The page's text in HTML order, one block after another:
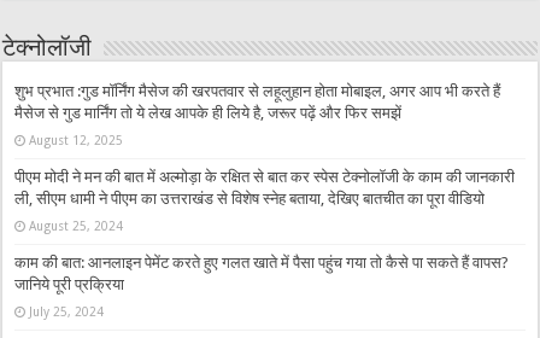
टेक्नोलॉजी
शुभ प्रभात :गुड मॉर्निंग मैसेज की खरपतवार से लहूलुहान होता मोबाइल, अगर आप भी करते हैं
मैसेज से गुड मार्निंग तो ये लेख आपके ही लिये है, जरूर पढ़ें और फिर समझें
August 12, 2025
पीएम मोदी ने मन की बात में अल्मोड़ा के रक्षित से बात कर स्पेस टेक्नोलॉजी के काम की जानकारी
ली, सीएम धामी ने पीएम का उत्तराखंड से विशेष स्नेह बताया, देखिए बातचीत का पूरा वीडियो
August 25, 2024
काम की बात: आनलाइन पेमेंट करते हुए गलत खाते में पैसा पहुंच गया तो कैसे पा सकते हैं वापस?
जानिये पूरी प्रक्रिया
July 25, 2024